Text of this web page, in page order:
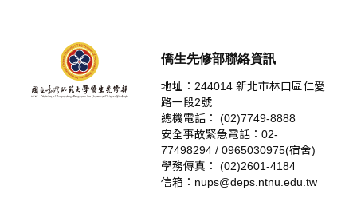
僑生先修部聯絡資訊
地址：244014 新北市林口區仁愛
路一段2號
總機電話： (02)7749-8888
安全事故緊急電話：02-
77498294 / 0965030975(宿舍)
學務傳真： (02)2601-4184
信箱：nups@deps.ntnu.edu.tw